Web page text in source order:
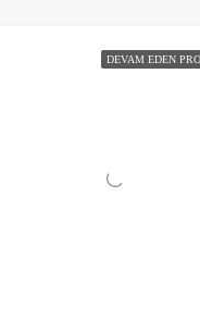
DEVAM EDEN